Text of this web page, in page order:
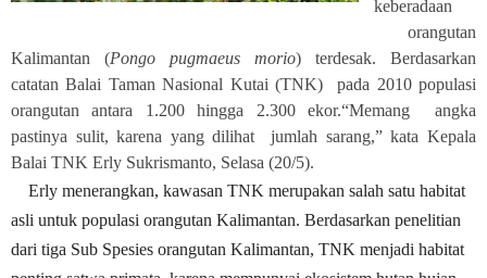
keberadaan
orangutan
Kalimantan (Pongo pugmaeus morio) terdesak. Berdasarkan
catatan Balai Taman Nasional Kutai (TNK)
pada 2010populasi
orangutan antara 1.200 hingga 2.300 ekor.“Memang
angka
pastinya sulit, karena yang dilihat
jumlah sarang,” kata Kepala
Balai TNK Erly Sukrismanto, Selasa (20/5).
Erly menerangkan, kawasan TNK merupakan salah satu habitat
asli untuk populasi orangutan Kalimantan. Berdasarkan penelitian
dari tiga Sub Spesies orangutan Kalimantan, TNK menjadi habitat